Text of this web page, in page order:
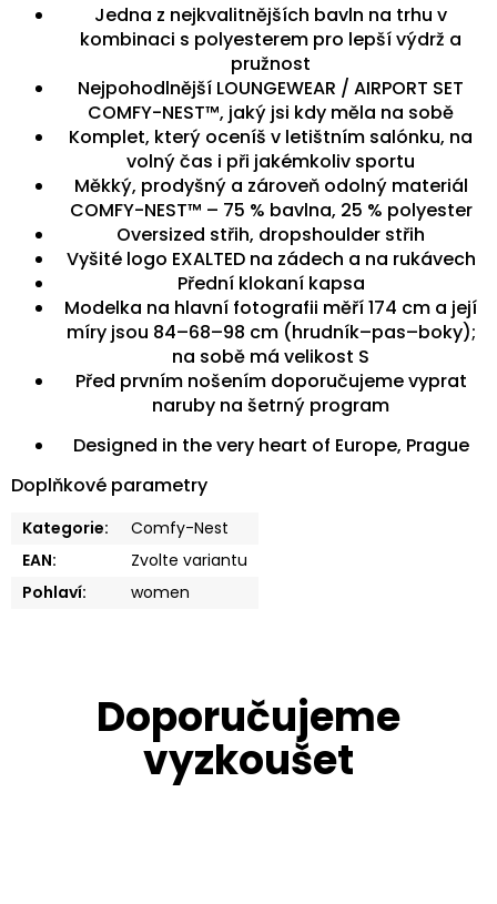
Jedna z nejkvalitnějších bavln na trhu v
kombinaci s polyesterem pro lepší výdrž a
pružnost
Nejpohodlnější LOUNGEWEAR / AIRPORT SET
COMFY-NEST™, jaký jsi kdy měla na sobě
Komplet, který oceníš v letištním salónku, na
volný čas i při jakémkoliv sportu
Měkký, prodyšný a zároveň odolný materiál
COMFY-NEST™ – 75 % bavlna, 25 % polyester
Oversized střih, dropshoulder střih
Vyšité logo EXALTED na zádech a na rukávech
Přední klokaní kapsa
Modelka na hlavní fotografii měří 174 cm a její
míry jsou 84–68–98 cm (hrudník–pas–boky);
na sobě má velikost S
Před prvním nošením doporučujeme vyprat
naruby na šetrný program
Designed in the very heart of Europe, Prague
Doplňkové parametry
Kategorie:
Comfy-Nest
EAN:
Zvolte variantu
Pohlaví: women